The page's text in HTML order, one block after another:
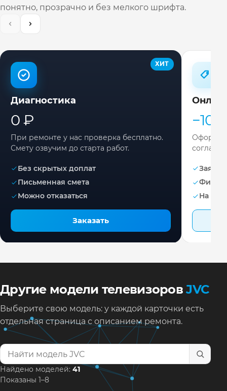
понятно, прозрачно и без мелкого шрифта.
ХИТ
Диагностика
0 ₽
При ремонте у нас проверка бесплатно.
Смету озвучим до старта работ.
Без скрытых доплат
Письменная смета
Можно отказаться
Заказать
−10%
Заявка
На
Другие модели телевизоровJVC
Выберите свою модель: у каждой карточки есть
отдельная страница с описанием ремонта.
Найти модель телевизора
Найдено моделей: 41
Показаны 1–8